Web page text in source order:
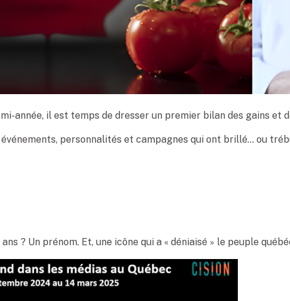
année, il est temps de dresser un premier bilan des gains et
personnalités et campagnes qui ont brillé… ou
? Un prénom. Et, une icône qui a « déniaisé » le peuple